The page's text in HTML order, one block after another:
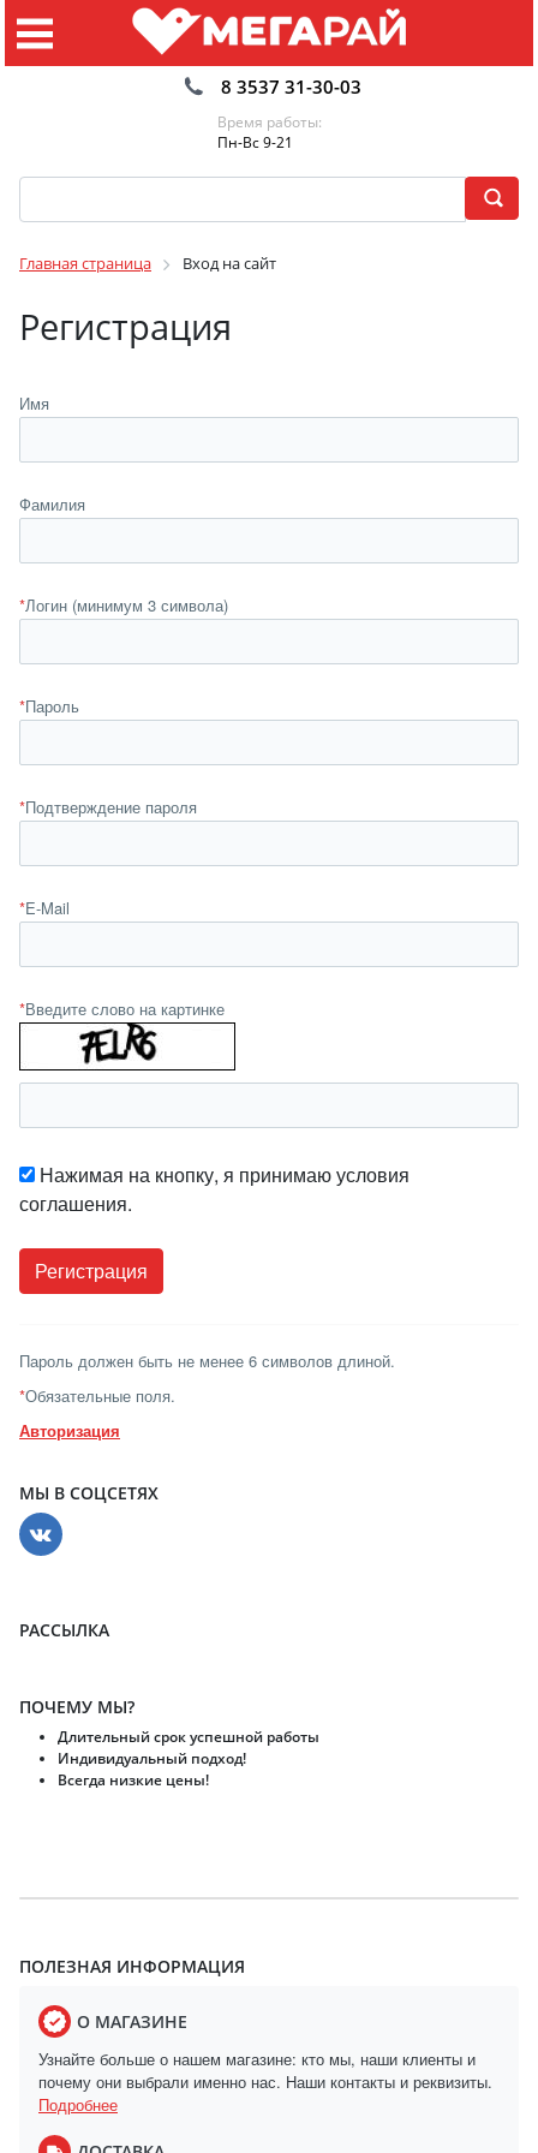
8 3537 31-30-03
Время работы:
Пн-Вс 9-21
Главная страница Вход на сайт
Регистрация
Имя
Фамилия
*Логин (минимум 3 символа)
*Пароль
*Подтверждение пароля
*E-Mail
*Введите слово на картинке
Нажимая на кнопку, я принимаю условия
соглашения.
Пароль должен быть не менее 6 символов длиной.
*Обязательные поля.
Авторизация
МЫ В СОЦСЕТЯХ
РАССЫЛКА
ПОЧЕМУ МЫ?
Длительный срок успешной работы
Индивидуальный подход!
Всегда низкие цены!
ПОЛЕЗНАЯ ИНФОРМАЦИЯ
О МАГАЗИНЕ
Узнайте больше о нашем магазине: кто мы, наши клиенты и
почему они выбрали именно нас. Наши контакты и реквизиты.
Подробнее